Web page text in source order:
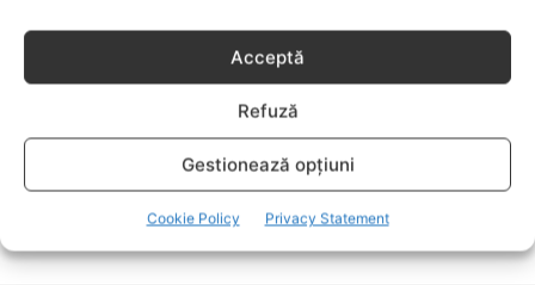
Acceptă
Refuză
Gestionează opțiuni
Cookie Policy Privacy Statement
SANATATE COPII
424
DEZVOLTAREA COPILULUI
RETETE
259